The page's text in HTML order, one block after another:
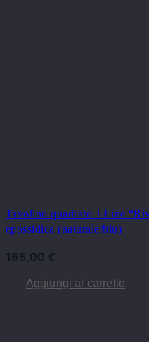
Tavolino quadrato J-Line
epossidica (naturale/blu)
165,00 €
Aggiungi al carrello